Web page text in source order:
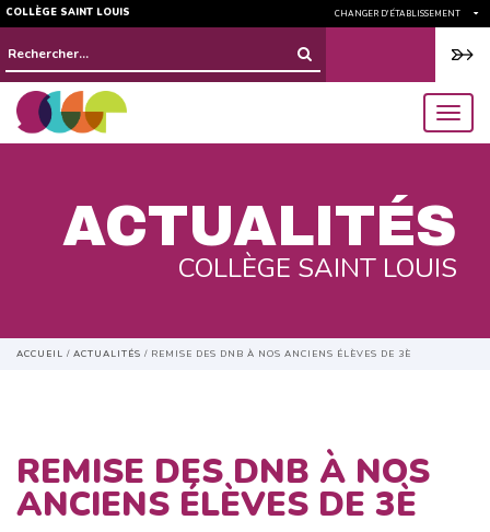
COLLÈGE SAINT LOUIS CHANGER D'ÉTABLISSEMENT
Rechercher :
menu
ACTUALITÉS
COLLÈGE SAINT LOUIS
ACCUEIL / ACTUALITÉS / REMISE DES DNB À NOS ANCIENS ÉLÈVES DE 3È
REMISE DES DNB À NOS
ANCIENS ÉLÈVES DE 3È